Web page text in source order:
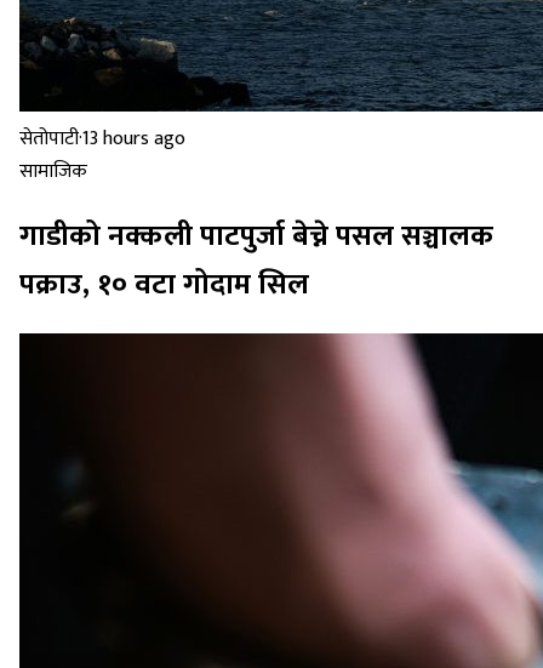
सेतोपाटी·13 hours ago
सामाजिक
गाडीको नक्कली पाटपुर्जा बेच्ने पसल सञ्चालक
पक्राउ, १० वटा गोदाम सिल